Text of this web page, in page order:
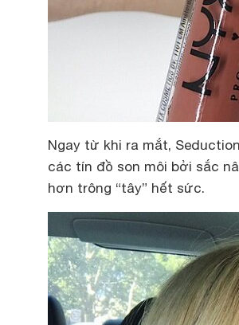
Ngay từ khi ra mắt,
các tín đồ son môi bởi sắc
hơn trông “tây” hết sức.